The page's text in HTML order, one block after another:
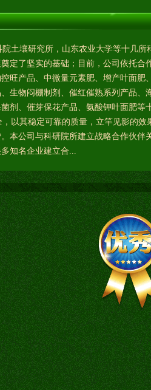
土壤研究所，山东农业大学等十几所
定了坚实的基础；目前，公司依托合
旺产品、中微量元素肥、增产叶面肥
生物闷棚制剂、催红催熟系列产品、
剂、催芽保花产品、氨酸钾叶面肥等
以其稳定可靠的质量，立竿见影的效
本公司与科研院所建立战略合作伙伴
知名企业建立合...